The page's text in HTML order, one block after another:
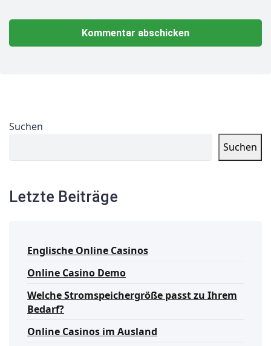
Suchen
Suchen
Letzte Beiträge
Englische Online Casinos
Online Casino Demo
Welche Stromspeichergröße passt zu Ihrem
Bedarf?
Online Casinos im Ausland